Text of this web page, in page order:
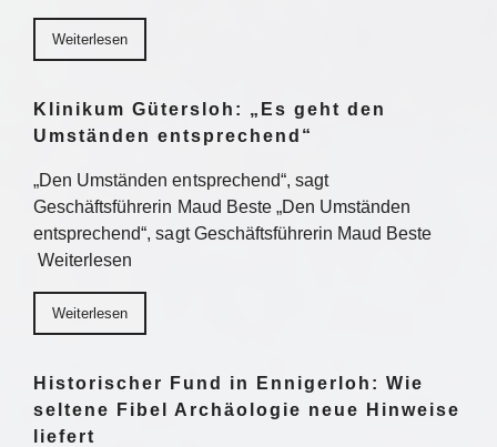
Weiterlesen
Klinikum Gütersloh: „Es geht den
Umständen entsprechend“
„Den Umständen entsprechend“, sagt
Geschäftsführerin Maud Beste „Den Umständen
entsprechend“, sagt Geschäftsführerin Maud Beste
Weiterlesen
Weiterlesen
Historischer Fund in Ennigerloh: Wie
seltene Fibel Archäologie neue Hinweise
liefert